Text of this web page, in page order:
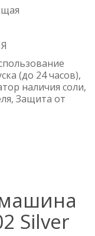
(до 24 часов),
наличия соли,
Защита от
Silver